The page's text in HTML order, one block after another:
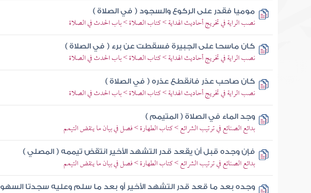
موميا فقدر على الركوع والسجود ( في الصلاة )
نصب الراية في تخريج أحاديث الهداية > كتاب الصلاة > باب الحدث في الصلاة
كان ماسحا على الجبيرة فسقطت عن برء ( في الصلاة )
نصب الراية في تخريج أحاديث الهداية > كتاب الصلاة > باب الحدث في الصلاة
كان صاحب عذر فانقطع عذره ( في الصلاة )
نصب الراية في تخريج أحاديث الهداية > كتاب الصلاة > باب الحدث في الصلاة
وجد الماء في الصلاة ( المتيمم )
بدائع الصنائع في ترتيب الشرائع > كتاب الطهارة > فصل في بيان ما ينقض التيمم
فإن وجده قبل أن يقعد قدر التشهد الأخير انتقض تيممه ( المصلي )
بدائع الصنائع في ترتيب الشرائع > كتاب الطهارة > فصل في بيان ما ينقض التيمم
وجده بعد ما قعد قدر التشهد الأخير أو بعد ما سلم وعليه سجدتا السهو